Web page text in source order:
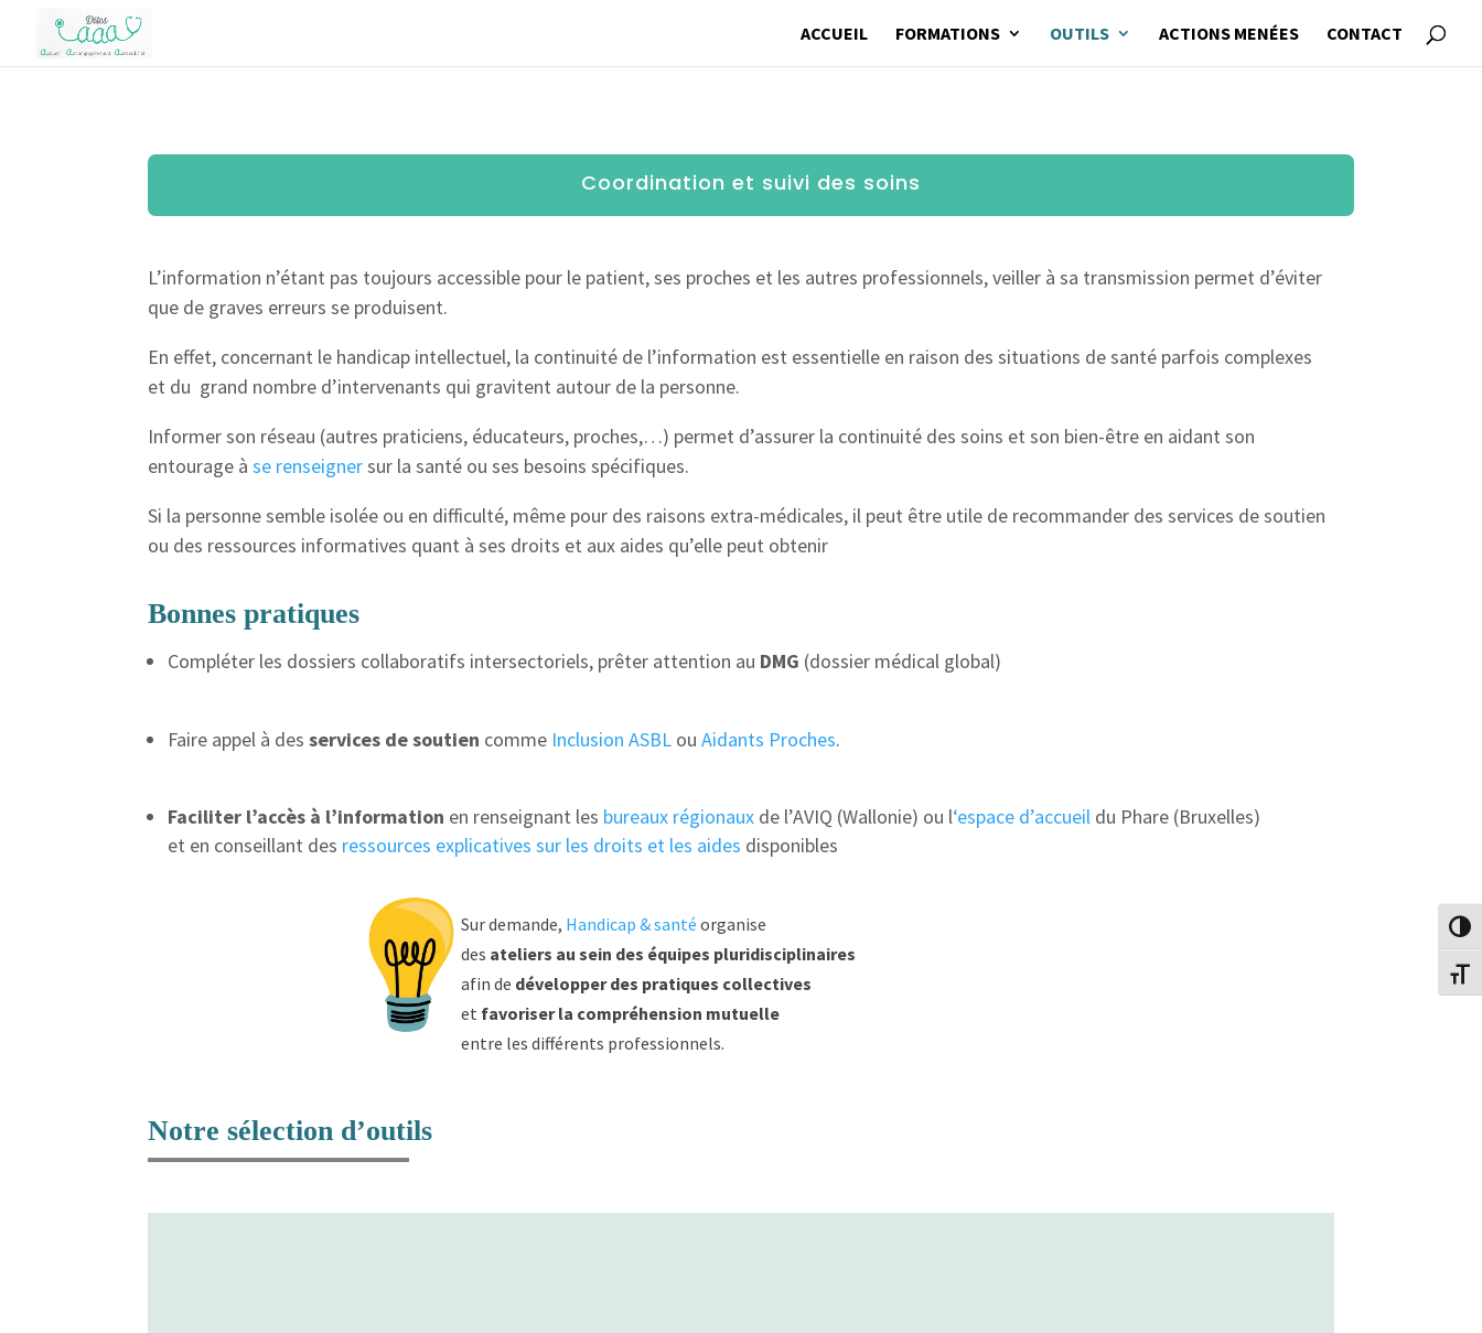
ACCUEIL FORMATIONS OUTILS ACTIONS MENÉES CONTACT
Coordination et suivi des soins
L’information n’étant pas toujours accessible pour le patient, ses proches et les autres professionnels, veiller à sa transmission permet d’éviter
que de graves erreurs se produisent.
En effet, concernant le handicap intellectuel, la continuité de l’information est essentielle en raison des situations de santé parfois complexes
et du grand nombre d’intervenants qui gravitent autour de la personne.
Informer son réseau (autres praticiens, éducateurs, proches,…) permet d’assurer la continuité des soins et son bien-être en aidant son
entourage àse renseignersur la santé ou ses besoins spécifiques.
Si la personne semble isolée ou en difficulté, même pour des raisons extra-médicales, il peut être utile de recommander des services de soutien
ou des ressources informatives quant à ses droits et aux aides qu’elle peut obtenir
Bonnes pratiques
Compléter les dossiers collaboratifs intersectoriels, prêter attention au DMG (dossier médical global)
Faire appel à desservices de soutien comme Inclusion ASBL ouAidants Proches.
Faciliter l’accès à l’information en renseignant les bureaux régionaux de l’AVIQ (Wallonie) ou l‘espace d’accueil du Phare (Bruxelles)
et en conseillant des ressources explicatives sur les droits et les aides disponibles
Sur demande, Handicap & santé organise
des ateliers au sein des équipes pluridisciplinaires
afin de développer des pratiques collectives
et favoriser la compréhension mutuelle
entre les différents professionnels.
Notre sélection d’outils